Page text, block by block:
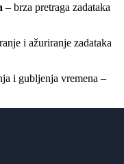
– brza pretraga zadataka
i ažuriranje zadataka
i gubljenja vremena –